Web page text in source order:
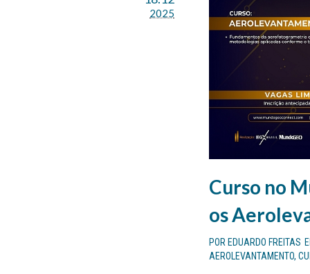
2025
Curso no
os
POR EDUARDO FREITAS
AEROLEVANTAMENTO,